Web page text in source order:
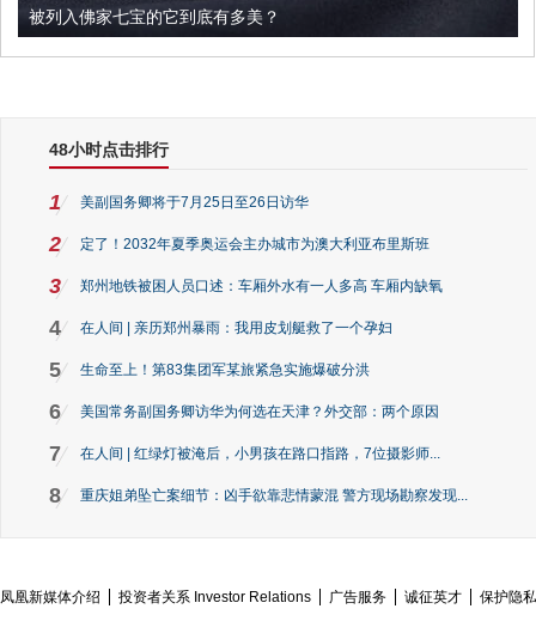
被列入佛家七宝的它到底有多美？
48小时点击排行
1 美副国务卿将于7月25日至26日访华
2 定了！2032年夏季奥运会主办城市为澳大利亚布里斯班
3 郑州地铁被困人员口述：车厢外水有一人多高 车厢内缺氧
4 在人间 | 亲历郑州暴雨：我用皮划艇救了一个孕妇
5 生命至上！第83集团军某旅紧急实施爆破分洪
6 美国常务副国务卿访华为何选在天津？外交部：两个原因
7 在人间 | 红绿灯被淹后，小男孩在路口指路，7位摄影师...
8 重庆姐弟坠亡案细节：凶手欲靠悲情蒙混 警方现场勘察发现...
凤凰新媒体介绍 投资者关系 Investor Relations 广告服务 诚征英才
保护隐